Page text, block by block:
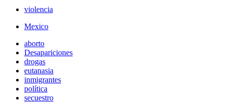
violencia
Mexico
aborto
Desapariciones
drogas
eutanasia
inmigrantes
política
secuestro